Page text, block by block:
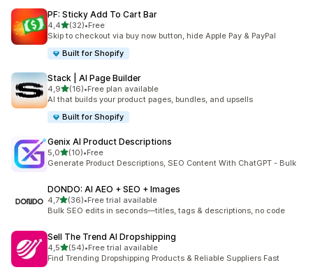
PF: Sticky Add To Cart Bar
4,4/ 5 tähteä
(32)
32 arvostelua yhteensä
•Free
Skip to checkout via buy now button, hide Apple Pay & PayPal
Built for Shopify
Stack | AI Page Builder
4,9/ 5 tähteä
(16)
16 arvostelua yhteensä
•Free plan available
AI that builds your product pages, bundles, and upsells
Built for Shopify
Genix AI Product Descriptions
5,0/ 5 tähteä
(10)
10 arvostelua yhteensä
•Free
Generate Product Descriptions, SEO Content With ChatGPT - Bulk
DONDO: AI AEO + SEO + Images
4,7/ 5 tähteä
(36)
36 arvostelua yhteensä
•Free trial available
Bulk SEO edits in seconds—titles, tags & descriptions, no code
Sell The Trend AI Dropshipping
4,5/ 5 tähteä
(54)
54 arvostelua yhteensä
•Free trial available
Find Trending Dropshipping Products & Reliable Suppliers Fast